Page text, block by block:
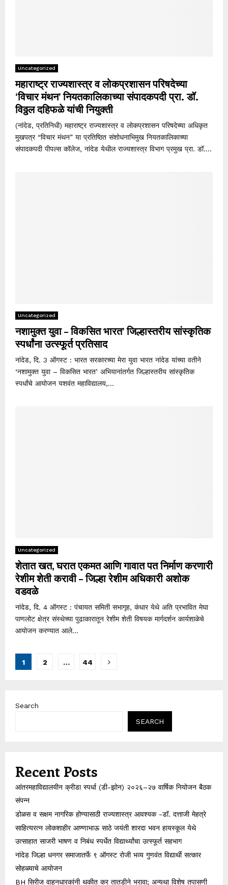
Uncategorized
महाराष्ट्र राज्यशास्त्र व लोकप्रशासन परिषदेच्या
‘विचार मंथन’ नियतकालिकाच्या संपादकपदी प्रा. डॉ.
विठ्ठल दहिफळे यांची नियुक्ती
(नांदेड, प्रतिनिधी) महाराष्ट्र राज्यशास्त्र व लोकप्रशासन परिषदेच्या अधिकृत
मुखपत्र “विचार मंथन” या प्रतिष्ठित संशोधनाभिमुख नियतकालिकाच्या
संपादकपदी पीपल्स कॉलेज, नांदेड येथील राज्यशास्त्र विभाग प्रमुख प्रा. डॉ....
Uncategorized
नशामुक्त युवा – विकसित भारत’ जिल्हास्तरीय सांस्कृतिक
स्पर्धांना उत्स्फूर्त प्रतिसाद
नांदेड, दि. 3 ऑगस्ट : भारत सरकारच्या मेरा युवा भारत नांदेड यांच्या वतीने
‘नशामुक्त युवा – विकसित भारत’ अभियानांतर्गत जिल्हास्तरीय सांस्कृतिक
स्पर्धांचे आयोजन यशवंत महाविद्यालय,...
Uncategorized
शेतात खत, घरात एकमत आणि गावात पत निर्माण करणारी
रेशीम शेती करावी – जिल्हा रेशीम अधिकारी अशोक
वडवळे
नांदेड, दि. 4 ऑगस्ट : पंचायत समिती सभागृह, कंधार येथे अति प्रभावित मेघा
पाणलोट क्षेत्र संस्थेच्या पुढाकारातून रेशीम शेती विषयक मार्गदर्शन कार्यशाळेचे
आयोजन करण्यात आले...
Posts
1 2 … 44
Search
SEARCH
Recent Posts
आंतरमहाविद्यालयीन क्रीडा स्पर्धा (डी-झोन) २०२६–२७ वार्षिक नियोजन बैठक
संपन्न
डोळस व सक्षम नागरिक होण्यासाठी राज्यशास्त्र आवश्यक -डॉ. दत्ताजी मेहत्रे
साहित्यरत्न लोकशाहीर आण्णाभाऊ साठे जयंती शारदा भवन हायस्कूल येथे
उत्साहात साजरी भाषण व निबंध स्पर्धेत विद्यार्थ्यांचा उत्स्फूर्त सहभाग
नांदेड जिल्हा धनगर समाजातर्फे ९ ऑगस्ट रोजी भव्य गुणवंत विद्यार्थी सत्कार
सोहळ्याचे आयोजन
BH सिरीज वाहनधारकांनी थकीत कर तातडीने भरावा; अन्यथा विशेष तपासणी